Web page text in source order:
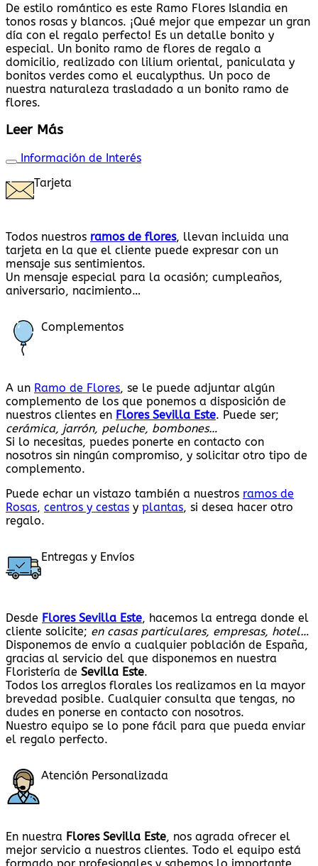
De estilo romántico es este Ramo Flores Islandia en
tonos rosas y blancos. ¡Qué mejor que empezar un gran
día con el regalo perfecto! Es un detalle bonito y
especial. Un bonito ramo de flores de regalo a
domicilio, realizado con lilium oriental, paniculata y
bonitos verdes como el eucalypthus. Un poco de
nuestra naturaleza trasladado a un bonito ramo de
flores.
Leer Más
Información de Interés
Tarjeta
Todos nuestros ramos de flores, llevan incluida una
tarjeta en la que el cliente puede expresar con un
mensaje sus sentimientos.
Un mensaje especial para la ocasión; cumpleaños,
aniversario, nacimiento…
Complementos
A un Ramo de Flores, se le puede adjuntar algún
complemento de los que ponemos a disposición de
nuestros clientes en Flores Sevilla Este. Puede ser;
cerámica, jarrón, peluche, bombones…
Si lo necesitas, puedes ponerte en contacto con
nosotros sin ningún compromiso, y solicitar otro tipo de
complemento.
Puede echar un vistazo también a nuestros ramos de
Rosas, centros y cestas y plantas, si desea hacer otro
regalo.
Entregas y Envíos
Desde Flores Sevilla Este, hacemos la entrega donde el
cliente solicite; en casas particulares, empresas, hotel…
Disponemos de envío a cualquier población de España,
gracias al servicio del que disponemos en nuestra
Floristería de Sevilla Este.
Todos los arreglos florales los realizamos en la mayor
brevedad posible. Cualquier consulta que tengas, no
dudes en ponerse en contacto con nosotros.
Nuestro equipo se lo pone fácil para que pueda enviar
el regalo perfecto.
Atención Personalizada
En nuestra Flores Sevilla Este, nos agrada ofrecer el
mejor servicio a nuestros clientes. Todo el equipo está